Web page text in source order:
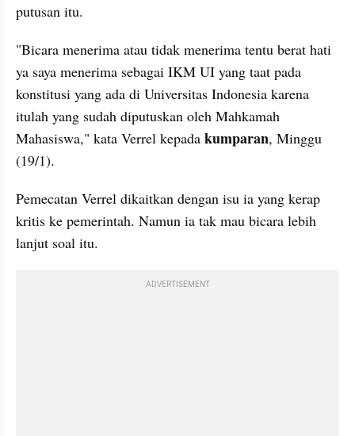
putusan itu.
"Bicara menerima atau tidak menerima tentu berat hati
ya saya menerima sebagai IKM UI yang taat pada
konstitusi yang ada di Universitas Indonesia karena
itulah yang sudah diputuskan oleh Mahkamah
Mahasiswa," kata Verrel kepada kumparan, Minggu
(19/1).
Pemecatan Verrel dikaitkan dengan isu ia yang kerap
kritis ke pemerintah. Namun ia tak mau bicara lebih
lanjut soal itu.
ADVERTISEMENT